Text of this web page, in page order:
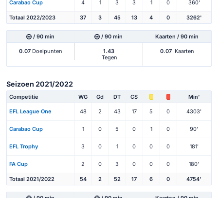
Carabao Cup 4 1 3 3 1 0 360'
Totaal 2022/2023 37 3 45 13 4 0 3262'
/ 90 min / 90 min Kaarten / 90 min
0.07Doelpunten
1.43
Tegen
0.07 Kaarten
Seizoen 2021/2022
Competitie WG Gd DT CS Min'
EFL League One 48 2 43 17 5 0 4303'
Carabao Cup 1 0 5 0 1 0 90'
EFL Trophy 3 0 1 0 0 0 181'
FA Cup 2 0 3 0 0 0 180'
Totaal 2021/2022 54 2 52 17 6 0 4754'